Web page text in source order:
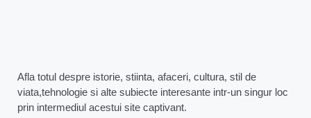
Afla totul despre istorie, stiinta, afaceri, cultura, stil de
viata,tehnologie si alte subiecte interesante intr-un singur loc
prin intermediul acestui site captivant.